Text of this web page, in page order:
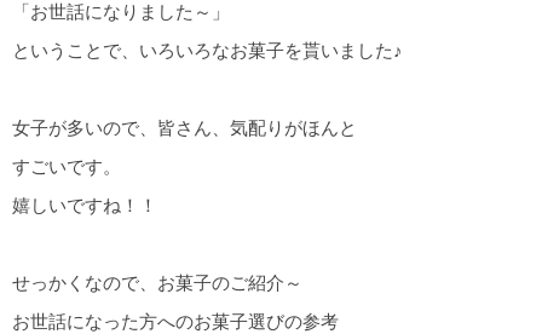
「お世話になりました～」
ということで、いろいろなお菓子を貰いました♪
女子が多いので、皆さん、気配りがほんと
すごいです。
嬉しいですね！！
せっかくなので、お菓子のご紹介～
お世話になった方へのお菓子選びの参考